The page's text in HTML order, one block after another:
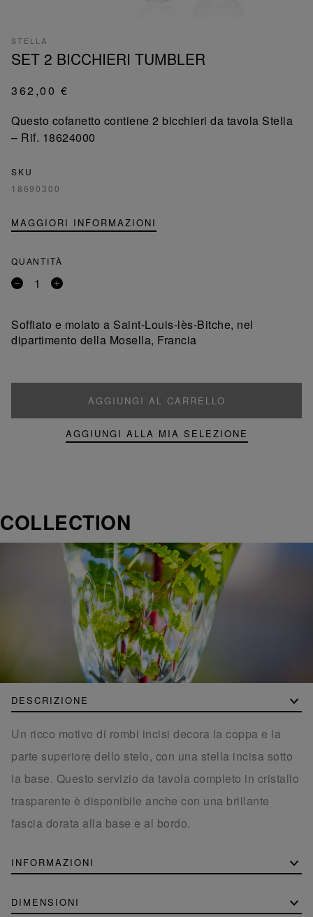
STELLA
SET 2 BICCHIERI TUMBLER
362,00 €
Questo cofanetto contiene 2 bicchieri da tavola Stella
– Rif. 18624000
SKU
18690300
MAGGIORI INFORMAZIONI
QUANTITÀ
Rimuovi
Aggiungi
Soffiato e molato a Saint-Louis-lès-Bitche, nel
dipartimento della Mosella, Francia
AGGIUNGI AL CARRELLO
AGGIUNGI ALLA MIA SELEZIONE
COLLECTION
DESCRIZIONE
Un ricco motivo di rombi incisi decora la coppa e la
parte superiore dello stelo, con una stella incisa sotto
la base. Questo servizio da tavola completo in cristallo
trasparente è disponibile anche con una brillante
fascia dorata alla base e al bordo.
INFORMAZIONI
DIMENSIONI